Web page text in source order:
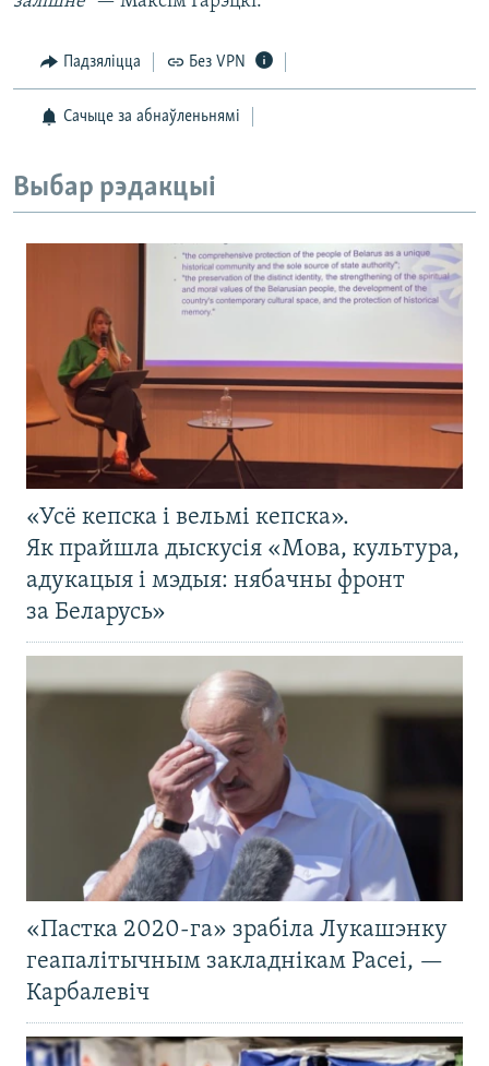
Падзяліцца Без VPN
Сачыце за абнаўленьнямі
Выбар рэдакцыі
«Усё кепска і вельмі кепска».
Як прайшла дыскусія «Мова, культура,
адукацыя і мэдыя: нябачны фронт
за Беларусь»
«Пастка 2020-га» зрабіла Лукашэнку
геапалітычным закладнікам Расеі, —
Карбалевіч